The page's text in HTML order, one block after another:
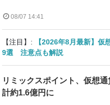
08/07 14:41
【注目】:
【2026年8月最新】仮
9選 注意点も解説
リミックスポイント、仮想
計約1.6億円に